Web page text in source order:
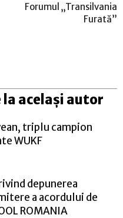
Forumul „Transilvania
Furată”
la același autor
triplu campion
WUKF
depunerea
a acordului de
ROMANIA